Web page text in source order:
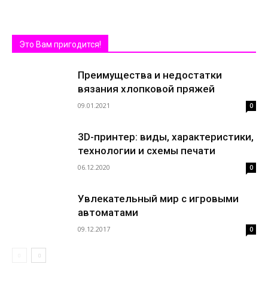
Это Вам пригодится!
Преимущества и недостатки
вязания хлопковой пряжей
09.01.2021 0
3D-принтер: виды, характеристики,
технологии и схемы печати
06.12.2020 0
Увлекательный мир с игровыми
автоматами
09.12.2017 0